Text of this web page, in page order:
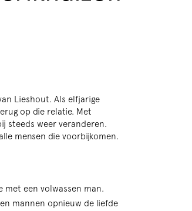
Lieshout. Als elfjarige
op die relatie. Met
steeds weer veranderen.
mensen die voorbijkomen.
met een volwassen man.
mannen opnieuw de liefde